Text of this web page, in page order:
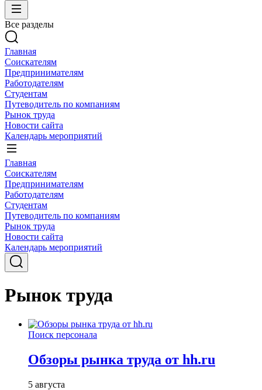
Все разделы
Главная
Соискателям
Предпринимателям
Работодателям
Студентам
Путеводитель по компаниям
Рынок труда
Новости сайта
Календарь мероприятий
Главная
Соискателям
Предпринимателям
Работодателям
Студентам
Путеводитель по компаниям
Рынок труда
Новости сайта
Календарь мероприятий
Рынок труда
Поиск персонала
Обзоры рынка труда от hh.ru
5 августа